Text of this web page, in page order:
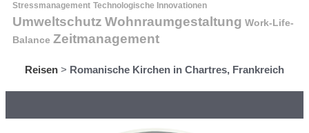
Stressmanagement Technologische Innovationen
Umweltschutz Wohnraumgestaltung Work-Life-
Balance Zeitmanagement
Reisen > Romanische Kirchen in Chartres, Frankreich